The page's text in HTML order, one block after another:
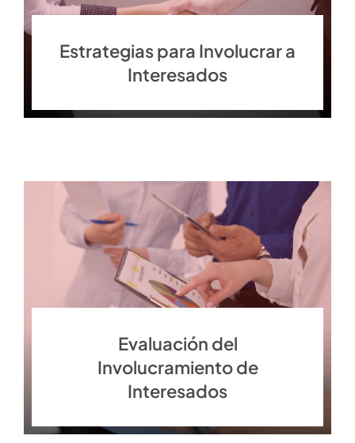
Estrategias para Involucrar a
Interesados
Evaluación del
Involucramiento de
Interesados